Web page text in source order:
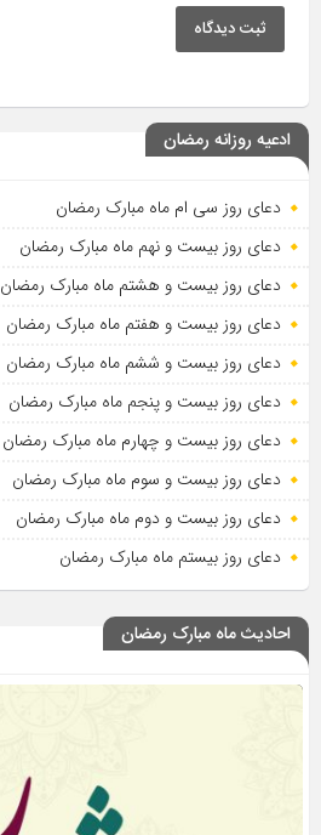
ثبت دیدگاه
ادعیه روزانه رمضان
دعای روز سی ام ماه مبارک رمضان
دعای روز بیست و نهم ماه مبارک رمضان
دعای روز بیست و هشتم ماه مبارک رمضان
دعای روز بیست و هفتم ماه مبارک رمضان
دعای روز بیست و ششم ماه مبارک رمضان
دعای روز بیست و پنجم ماه مبارک رمضان
دعای روز بیست و چهارم ماه مبارک رمضان
دعای روز بیست و سوم ماه مبارک رمضان
دعای روز بیست و دوم ماه مبارک رمضان
دعای روز بیستم ماه مبارک رمضان
احادیث ماه مبارک رمضان